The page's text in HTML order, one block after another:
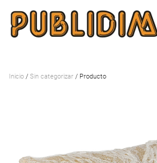
Inicio / Sin categorizar / Producto